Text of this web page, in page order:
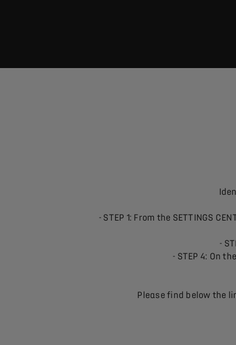
- STEP 1: From the SETTINGS
-
- STEP 4: On
Please find below the